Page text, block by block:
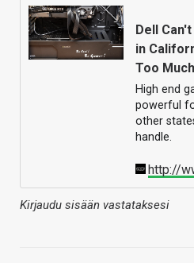
Dell
in
Too
High end
powerful
other
handle.
http://
Kirjaudu sisään vastataksesi